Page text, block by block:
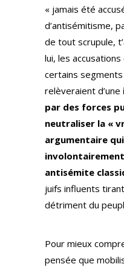
« jamais été
d’antisémitisme,
de tout scrupule,
lui, les
certains segments
relèveraient d’une
par des forces
neutraliser la «
argumentaire
antisémite
juifs influents
détriment du
Pour mieux
pensée que